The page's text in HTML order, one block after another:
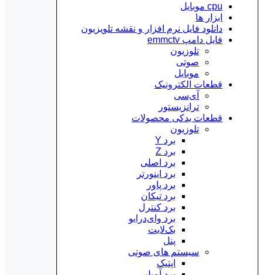
cpu موبایل
ابزار ها
دانلود فایل نرم افزار و نقشه تلویزیون
فایل دامپ emmctv
تلوزیون
صوتی
موبایل
قطعات الکترونیک
آی‌سی
ترانزیستور
قطعات یدکی محصولات
تلوزیون
برد Y
برد Z
برد اصلی
برد اینورتر
برد پاور
برد تیکان
برد کنترل
برد وای‌درایو
بک‌لایت
پنل
سیستم های صوتی
اپتیک